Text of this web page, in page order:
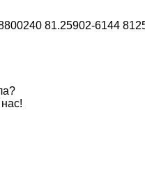
81.25902-6144